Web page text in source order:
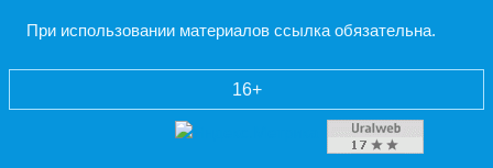
При использовании материалов ссылка обязательна.
16+